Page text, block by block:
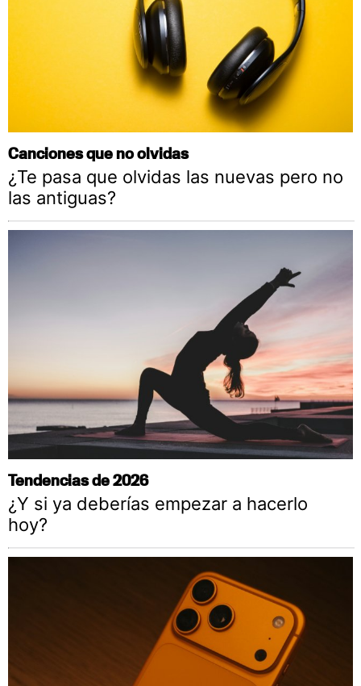
Canciones que no olvidas
¿Te pasa que olvidas las nuevas pero no
las antiguas?
Tendencias de 2026
¿Y si ya deberías empezar a hacerlo
hoy?